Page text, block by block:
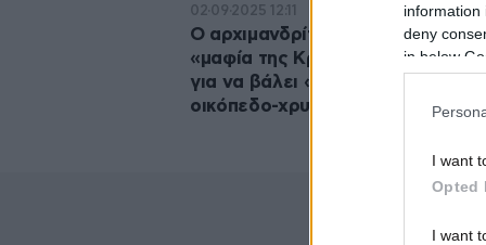
information
deny
in below
I want
Opted
I want
02·09·2025 12:11
Ο αρχιμανδρίτης και οι σχέσεις
«μαφία της Κρήτης»: Τον
για να βάλει «ιερή» υπογραφή σε
οικόπεδο-χρυσάφι